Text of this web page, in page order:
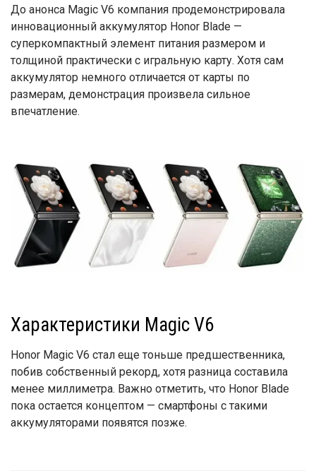
До анонса Magic V6 компания продемонстрировала
инновационный аккумулятор Honor Blade —
суперкомпактный элемент питания размером и
толщиной практически с игральную карту. Хотя сам
аккумулятор немного отличается от карты по
размерам, демонстрация произвела сильное
впечатление.
Характеристики Magic V6
Honor Magic V6 стал еще тоньше предшественника,
побив собственный рекорд, хотя разница составила
менее миллиметра. Важно отметить, что Honor Blade
пока остается концептом — смартфоны с такими
аккумуляторами появятся позже.